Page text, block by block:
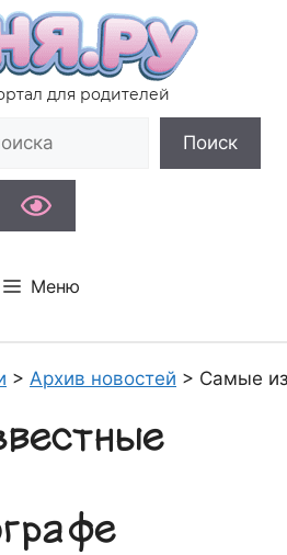
для родителей
Поиск
Меню
> Архив новостей > Самые